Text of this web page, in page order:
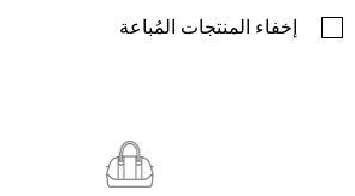
إخفاء المنتجات المُباعة